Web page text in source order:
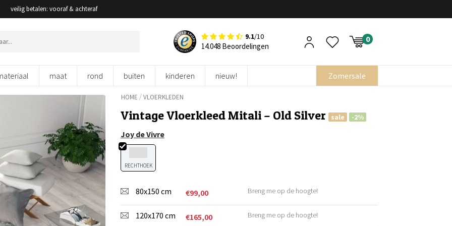
veilig betalen: vooraf & achteraf
9.1/10
14.048 Beoordelingen
maat rond buiten kinderen nieuw! Zomersale
HOME /VLOERKLEDEN
Vintage Vloerkleed Mitali – Old Silver sale -2%
Joy de Vivre
RECHTHOEK
80x150 cm €99,00 Breng me op de hoogte!
120x170 cm €165,00 Breng me op de hoogte!